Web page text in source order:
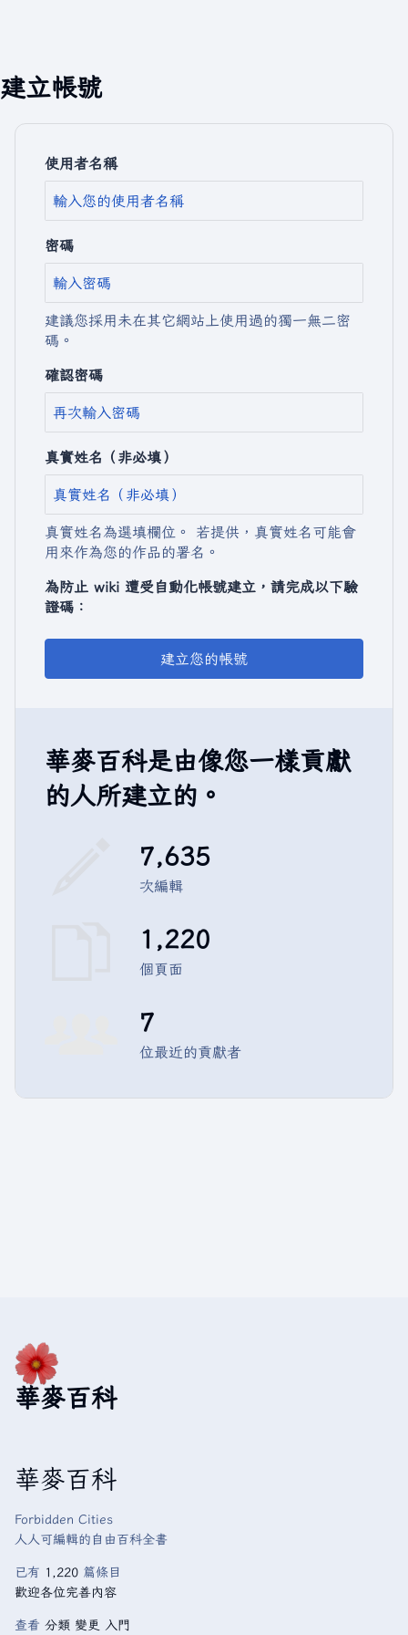
建立帳號
使用者名稱
密碼
建議您採用未在其它網站上使用過的獨一無二密
碼。
確認密碼
真實姓名（非必填）
真實姓名為選填欄位。 若提供，真實姓名可能會
用來作為您的作品的署名。
為防止 wiki 遭受自動化帳號建立，請完成以下驗
證碼：
建立您的帳號
華麥百科是由像您一樣貢獻
的人所建立的。
7,635
次編輯
1,220
個頁面
7
位最近的貢獻者
華麥百科
華麥百科
Forbidden Cities
人人可編輯的自由百科全書
已有 1,220 篇條目
歡迎各位完善內容
查看 分類 變更 入門